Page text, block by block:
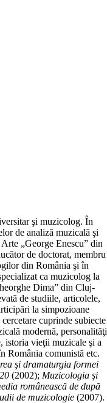
şi muzicolog. În
de analiză muzicală şi
„George Enescu” din
de doctorat, membru
din România şi în
ca muzicolog la
Dima” din Cluj-
de studiile, articolele,
la simpozioane
cuprinde subiecte
modernă, personalităţi
istoria vieţii muzicale şi a
România comunistă etc.
şi dramaturgia formei
(2002); Muzicologia şi
românească de după
de muzicologie (2007).